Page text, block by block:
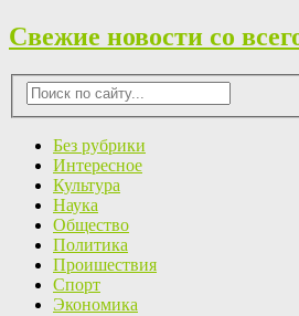
Свежие новости со
Без рубрики
Интересное
Культура
Наука
Общество
Политика
Проишествия
Спорт
Экономика